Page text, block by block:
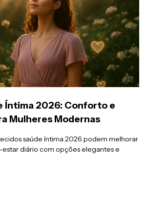
Íntima 2026: Conforto e
Mulheres Modernas
saúde íntima 2026 podem melhorar
diário com opções elegantes e